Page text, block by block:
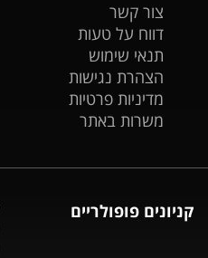
צור קשר
דווח על טעות
תנאי שימוש
הצהרת נגישות
מדיניות פרטיות
משרות באתר
קניונים פופולריים